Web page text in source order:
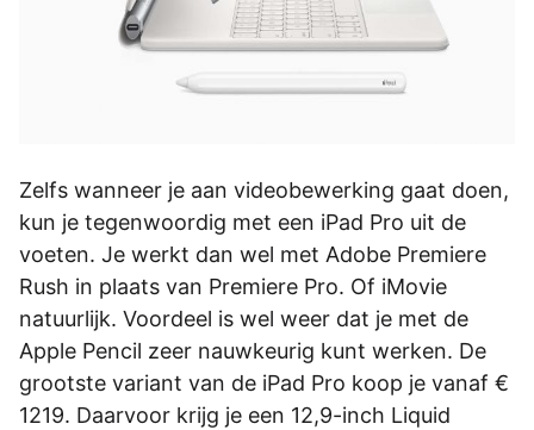
Zelfs wanneer je aan videobewerking gaat doen,
kun je tegenwoordig met een iPad Pro uit de
voeten. Je werkt dan wel met Adobe Premiere
Rush in plaats van Premiere Pro. Of iMovie
natuurlijk. Voordeel is wel weer dat je met de
Apple Pencil zeer nauwkeurig kunt werken. De
grootste variant van de iPad Pro koop je vanaf €
1219. Daarvoor krijg je een 12,9-inch Liquid